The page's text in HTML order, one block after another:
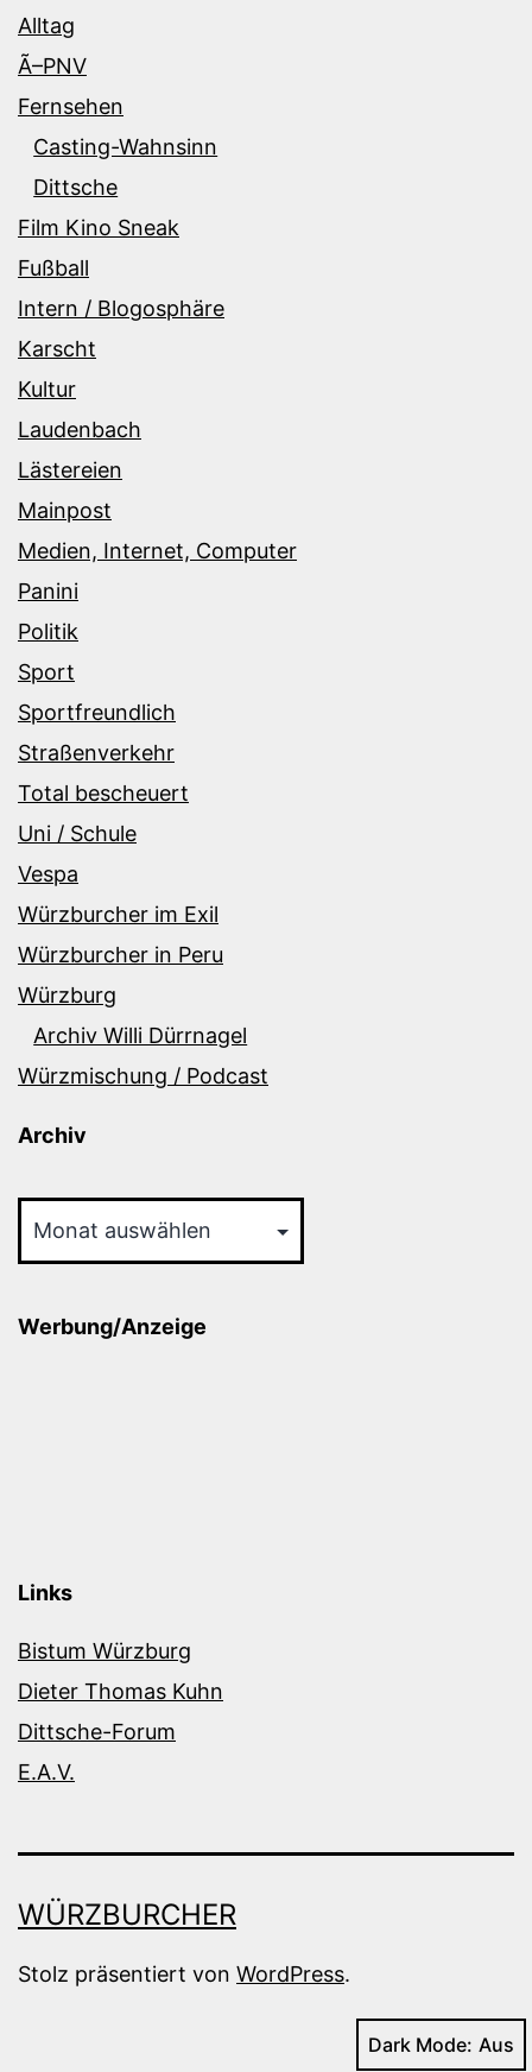
Alltag
Ã–PNV
Fernsehen
Casting-Wahnsinn
Dittsche
Film Kino Sneak
Fußball
Intern / Blogosphäre
Karscht
Kultur
Laudenbach
Lästereien
Mainpost
Medien, Internet, Computer
Panini
Politik
Sport
Sportfreundlich
Straßenverkehr
Total bescheuert
Uni / Schule
Vespa
Würzburcher im Exil
Würzburcher in Peru
Würzburg
Archiv Willi Dürrnagel
Würzmischung / Podcast
Archiv
Werbung/Anzeige
Links
Bistum Würzburg
Dieter Thomas Kuhn
Dittsche-Forum
E.A.V.
WÜRZBURCHER
Stolz präsentiert von WordPress.
Dark Mode: